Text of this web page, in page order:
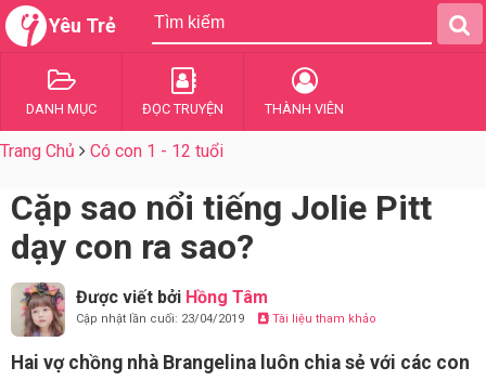
Yêu Trẻ
DANH MỤC ĐỌC TRUYỆN THÀNH VIÊN
Trang Chủ Có con 1 - 12 tuổi
Cặp sao nổi tiếng Jolie Pitt
dạy con ra sao?
Được viết bởi Hồng Tâm
Cập nhật lần cuối: 23/04/2019 Tài liệu tham khảo
Hai vợ chồng nhà Brangelina luôn chia sẻ với các con